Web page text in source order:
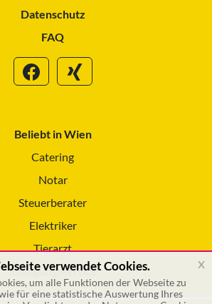
Datenschutz
FAQ
Beliebt in Wien
Catering
Notar
Steuerberater
Elektriker
Tierarzt
Reinigungsservice
verwendet Cookies.
um alle Funktionen der Webseite zu
für eine statistische Auswertung Ihres
x